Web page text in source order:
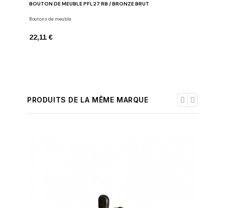
BOUTON DE MEUBLE PFL27 RB / BRONZE BRUT
Boutons de meuble
22,11 €
PRODUITS DE LA MÊME MARQUE